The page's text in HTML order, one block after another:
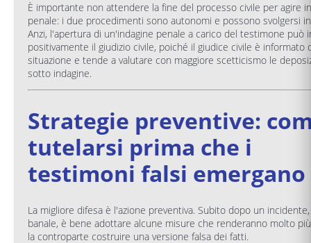
È importante non attendere la fine del processo civile per agire
penale: i due procedimenti sono autonomi e possono svolgersi
Anzi, l'apertura di un'indagine penale a carico del testimone può
positivamente il giudizio civile, poiché il giudice civile è informato
situazione e tende a valutare con maggiore scetticismo le
sotto indagine.
Strategie preventive:
tutelarsi prima che i
testimoni falsi emergano
La migliore difesa è l'azione preventiva. Subito dopo un
banale, è bene adottare alcune misure che renderanno molto
la controparte costruire una versione falsa dei fatti.